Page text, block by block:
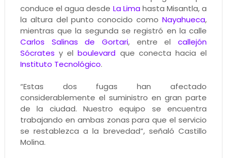
conduce el agua desde La Limahasta Misantla, a
la altura del punto conocido comoNayahueca,
mientras que la segunda se registró en la calle
Carlos Salinas de Gortari, entre elcallejón
Sócrates y elboulevard que conecta hacia el
Instituto Tecnológico.
“Estas dos fugas han afectado
considerablemente el suministro en gran parte
de la ciudad. Nuestro equipo se encuentra
trabajando en ambas zonas para que el servicio
se restablezca a la brevedad”, señaló Castillo
Molina.